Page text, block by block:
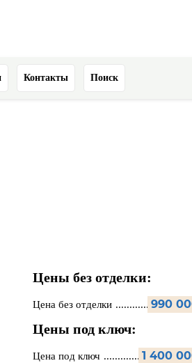
Контакты Поиск
Цены без отделки:
Цена без отделки 990
Цены под ключ:
Цена под ключ 1 400